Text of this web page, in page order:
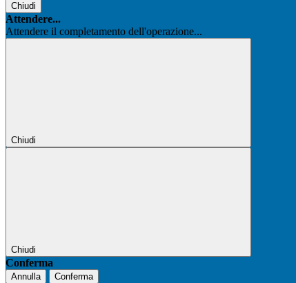
Chiudi
Attendere...
Attendere il completamento dell'operazione...
Chiudi
Chiudi
Conferma
Annulla Conferma